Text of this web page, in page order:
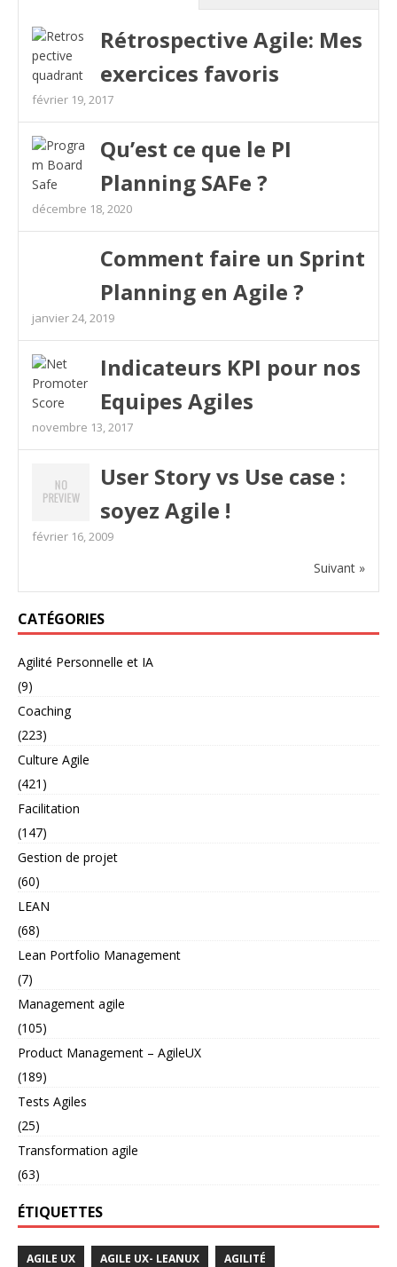
Rétrospective Agile: Mes
exercices favoris
février 19, 2017
Qu’est ce que le PI
Planning SAFe ?
décembre 18, 2020
Comment faire un Sprint
Planning en Agile ?
janvier 24, 2019
Indicateurs KPI pour nos
Equipes Agiles
novembre 13, 2017
User Story vs Use case :
soyez Agile !
février 16, 2009
Suivant »
CATÉGORIES
Agilité Personnelle et IA
(9)
Coaching
(223)
Culture Agile
(421)
Facilitation
(147)
Gestion de projet
(60)
LEAN
(68)
Lean Portfolio Management
(7)
Management agile
(105)
Product Management – AgileUX
(189)
Tests Agiles
(25)
Transformation agile
(63)
ÉTIQUETTES
AGILE UX AGILE UX- LEANUX AGILITÉ